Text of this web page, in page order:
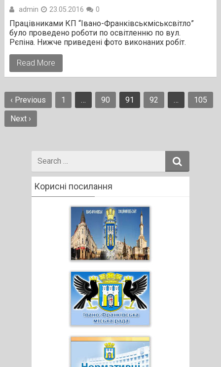
admin 23.05.2016 0
Працівниками КП “Івано-Франківськміськсвітло”
було проведено роботи по освітленню по вул.
Рєпіна. Нижче приведені фото виконаних робіт.
Read More
Навігація
записів
‹ Previous 1 … 90 91 92 …
105
Next ›
for
Корисні посилання